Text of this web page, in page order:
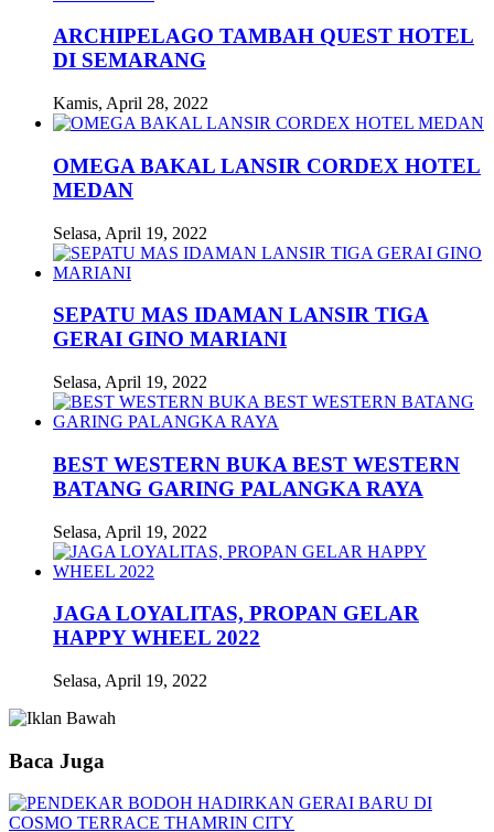
ARCHIPELAGO TAMBAH QUEST HOTEL
DI SEMARANG
Kamis, April 28, 2022
OMEGA BAKAL LANSIR CORDEX HOTEL
MEDAN
Selasa, April 19, 2022
SEPATU MAS IDAMAN LANSIR TIGA
GERAI GINO MARIANI
Selasa, April 19, 2022
BEST WESTERN BUKA BEST WESTERN
BATANG GARING PALANGKA RAYA
Selasa, April 19, 2022
JAGA LOYALITAS, PROPAN GELAR
HAPPY WHEEL 2022
Selasa, April 19, 2022
Baca Juga